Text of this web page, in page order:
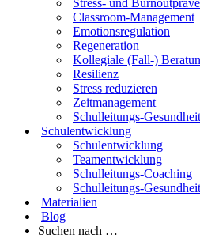
Stress- und
Classroom-Management
Emotionsregulation
Regeneration
Kollegiale (Fall-)
Resilienz
Stress reduzieren
Zeitmanagement
Schulleitungs-Gesundheit
Schulentwicklung
Schulentwicklung
Teamentwicklung
Schulleitungs-Coaching
Schulleitungs-Gesundheit
Materialien
Blog
Suchen nach …